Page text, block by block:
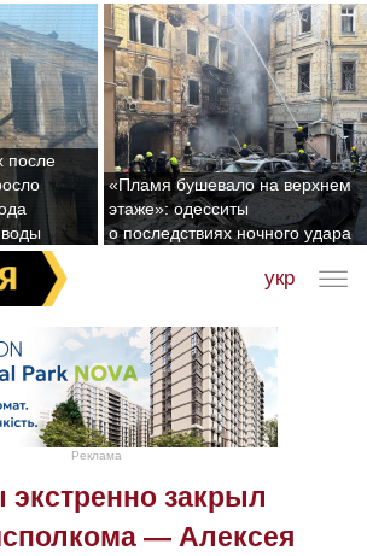
после
«Пламя бушевало на верхнем
этаже»: одесситы
о последствиях ночного удара
укр
Реклама
закрыл
— Алексея